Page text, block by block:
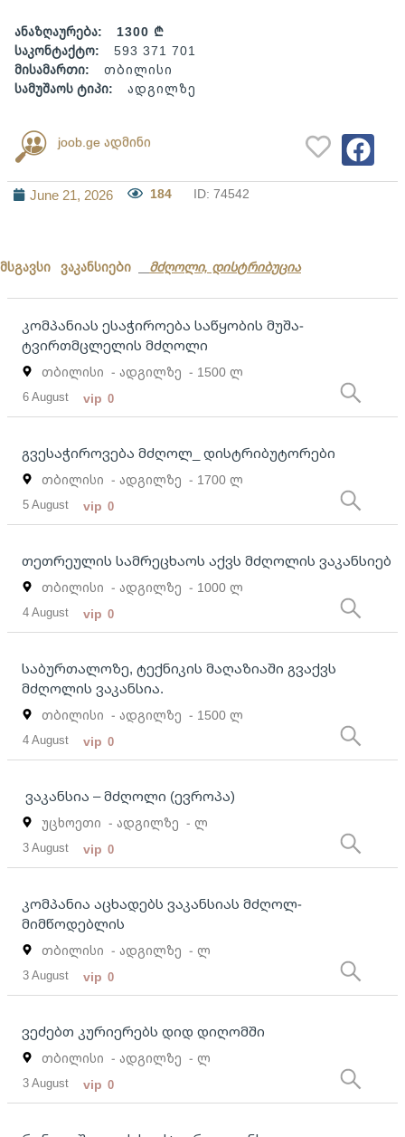
ანაზღაურება:
1300 ₾
საკონტაქტო:
593 371 701
მისამართი:
თბილისი
სამუშაოს ტიპი:
ადგილზე
joob.ge ადმინი
June 21, 2026 184 ID: 74542
მსგავსი ვაკანსიები მძღოლი, დისტრიბუცია
კომპანიას ესაჭიროება საწყობის მუშა-
ტვირთმცლელის მძღოლი
თბილისი - ადგილზე - 1500 ლ
6 August vip 0
გვესაჭიროვება მძღოლ_ დისტრიბუტორები
თბილისი - ადგილზე - 1700 ლ
5 August vip 0
თეთრეულის სამრეცხაოს აქვს მძღოლის ვაკანსიებ
თბილისი - ადგილზე - 1000 ლ
4 August vip 0
საბურთალოზე, ტექნიკის მაღაზიაში გვაქვს
მძღოლის ვაკანსია.
თბილისი - ადგილზე - 1500 ლ
4 August vip 0
ვაკანსია – მძღოლი (ევროპა)
უცხოეთი - ადგილზე - ლ
3 August vip 0
კომპანია აცხადებს ვაკანსიას მძღოლ-
მიმწოდებლის
თბილისი - ადგილზე - ლ
3 August vip 0
ვეძებთ კურიერებს დიდ დიღომში
თბილისი - ადგილზე - ლ
3 August vip 0